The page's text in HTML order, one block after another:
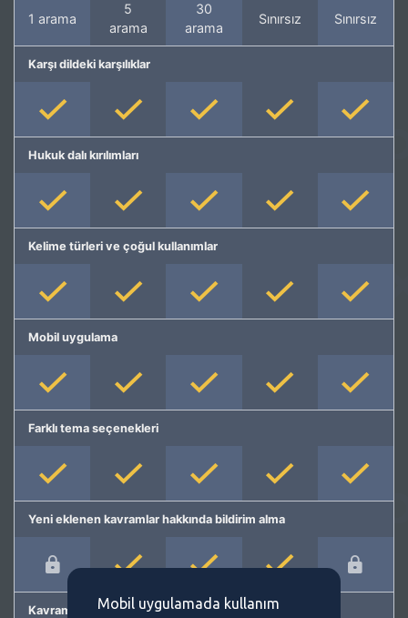
1 arama
5
arama
30
arama
Sınırsız Sınırsız
Karşı dildeki karşılıklar
Hukuk dalı kırılımları
Kelime türleri ve çoğul kullanımlar
Mobil uygulama
Farklı tema seçenekleri
Yeni eklenen kavramlar hakkında bildirim alma
Kavram önermeMobil uygulamada kullanım